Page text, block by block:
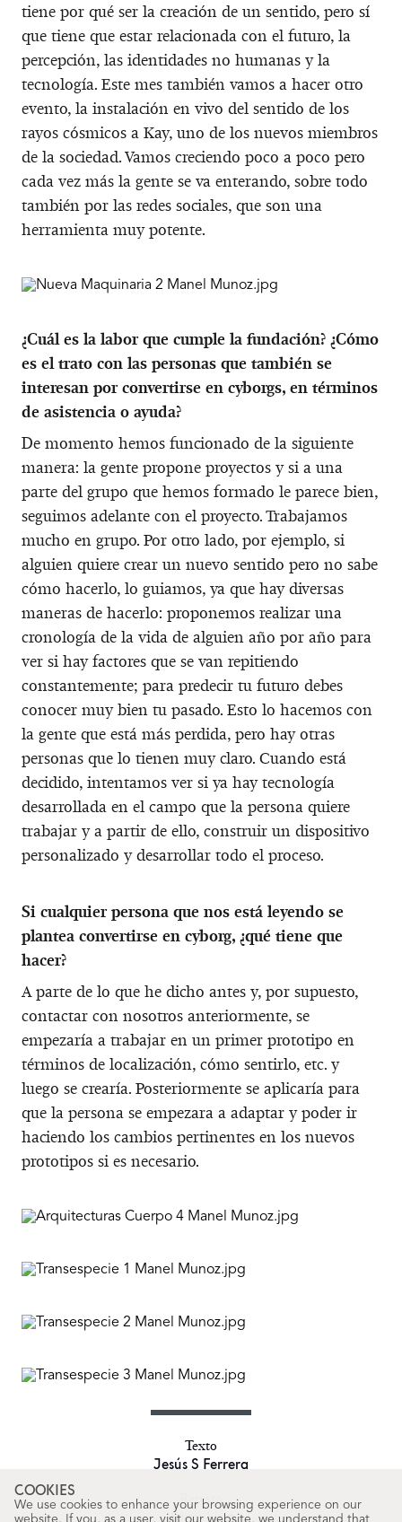
tiene por qué ser la creación de un sentido, pero sí
que tiene que estar relacionada con el futuro, la
percepción, las identidades no humanas y la
tecnología. Este mes también vamos a hacer otro
evento, la instalación en vivo del sentido de los
rayos cósmicos a Kay, uno de los nuevos miembros
de la sociedad. Vamos creciendo poco a poco pero
cada vez más la gente se va enterando, sobre todo
también por las redes sociales, que son una
herramienta muy potente.
¿Cuál es la labor que cumple la fundación? ¿Cómo
es el trato con las personas que también se
interesan por convertirse en cyborgs, en términos
de asistencia o ayuda?
De momento hemos funcionado de la siguiente
manera: la gente propone proyectos y si a una
parte del grupo que hemos formado le parece bien,
seguimos adelante con el proyecto. Trabajamos
mucho en grupo. Por otro lado, por ejemplo, si
alguien quiere crear un nuevo sentido pero no sabe
cómo hacerlo, lo guiamos, ya que hay diversas
maneras de hacerlo: proponemos realizar una
cronología de la vida de alguien año por año para
ver si hay factores que se van repitiendo
constantemente; para predecir tu futuro debes
conocer muy bien tu pasado. Esto lo hacemos con
la gente que está más perdida, pero hay otras
personas que lo tienen muy claro. Cuando está
decidido, intentamos ver si ya hay tecnología
desarrollada en el campo que la persona quiere
trabajar y a partir de ello, construir un dispositivo
personalizado y desarrollar todo el proceso.
Si cualquier persona que nos está leyendo se
plantea convertirse en cyborg, ¿qué tiene que
hacer?
A parte de lo que he dicho antes y, por supuesto,
contactar con nosotros anteriormente, se
empezaría a trabajar en un primer prototipo en
términos de localización, cómo sentirlo, etc. y
luego se crearía. Posteriormente se aplicaría para
que la persona se empezara a adaptar y poder ir
haciendo los cambios pertinentes en los nuevos
prototipos si es necesario.
Texto
Jesús S Ferrera
Retrato
Adam Liszt
COOKIES
We use cookies to enhance your browsing experience on our
website. If you, as a user, visit our website, we understand that